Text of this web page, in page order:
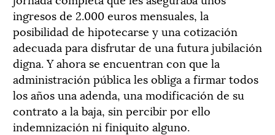
ingresos de 2.000 euros mensuales, la
posibilidad de hipotecarse y una cotización
adecuada para disfrutar de una futura jubilación
digna. Y ahora se encuentran con que la
administración pública les obliga a firmar todos
los años una adenda, una modificación de su
contrato a la baja, sin percibir por ello
indemnización ni finiquito alguno.